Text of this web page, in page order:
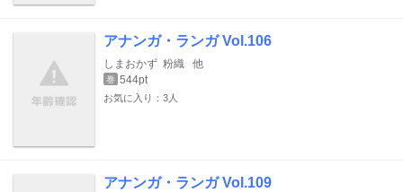
アナンガ・ランガ Vol.106
しまおかず 粉織 他
巻 544pt
お気に入り：3人
アナンガ・ランガ Vol.109